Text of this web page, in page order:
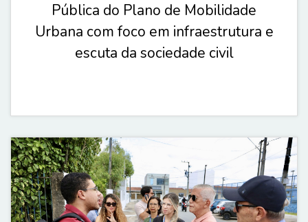
Pública do Plano de Mobilidade
Urbana com foco em infraestrutura e
escuta da sociedade civil